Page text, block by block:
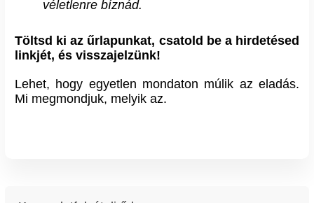
véletlenre bíznád.
Töltsd ki az űrlapunkat, csatold be a hirdetésed
linkjét, és visszajelzünk!
Lehet, hogy egyetlen mondaton múlik az eladás.
Mi megmondjuk, melyik az.